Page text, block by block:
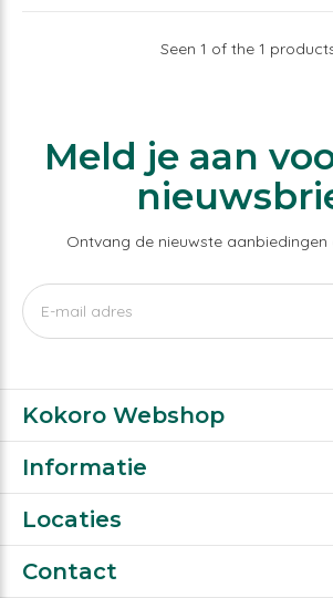
Seen 1 of the 1
Meld je aan
Ontvang de nieuwste
Kokoro Webshop
Informatie
Locaties
Contact